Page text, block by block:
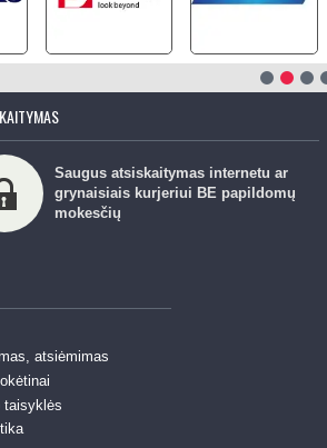
Saugus atsiskaitymas internetu ar
grynaisiais kurjeriui BE papildomų
mokesčių
atsiėmimas
taisyklės